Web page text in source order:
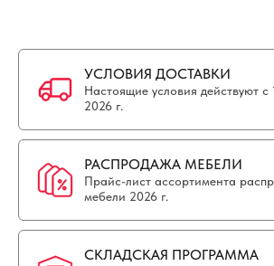
УСЛОВИЯ ДОСТАВКИ
Настоящие условия действуют с
2026 г.
РАСПРОДАЖА МЕБЕЛИ
Прайс-лист ассортимента
мебели 2026 г.
СКЛАДСКАЯ ПРОГРАММА